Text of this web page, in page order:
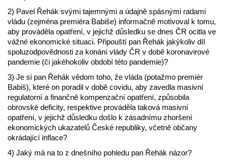
2) Pavel Řehák svými tajemnými a údajně spásnými radami
vládu (zejména premiéra Babiše) informačně motivoval k tomu,
aby prováděla opatření, v jejichž důsledku se dnes ČR ocitla ve
vážné ekonomické situaci. Připouští pan Řehák jakýkoliv díl
spoluzodpovědnosti za konání vlády ČR v době koronavirové
pandemie (či jakéhokoliv období této pandemie)?
3) Je si pan Řehák vědom toho, že vláda (potažmo premiér
Babiš), které on poradil v době covidu, aby zavedla masivní
regulatorní a finančně kompenzační opatření, způsobila
obrovské deficity, respektive prováděla taková masivní
opatření, v jejichž důsledku došlo k zásadnímu zhoršení
ekonomických ukazatelů České republiky, včetně občany
okrádající inflace?
4) Jaký má na to z dnešního pohledu pan Řehák názor?